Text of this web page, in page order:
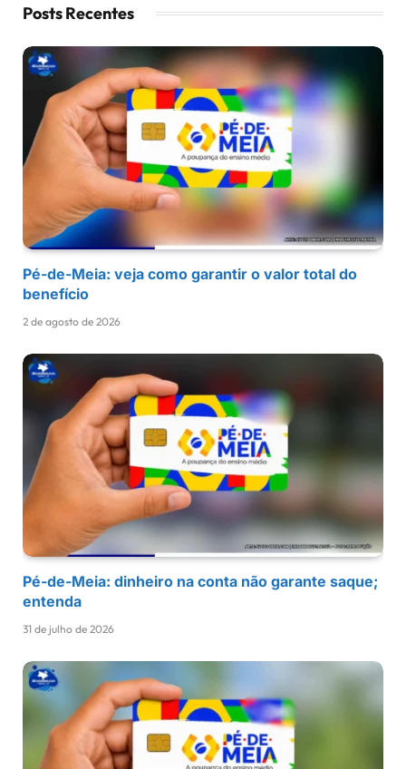
Posts Recentes
Pé-de-Meia: veja como garantir o valor total do
benefício
2 de agosto de 2026
Pé-de-Meia: dinheiro na conta não garante saque;
entenda
31 de julho de 2026